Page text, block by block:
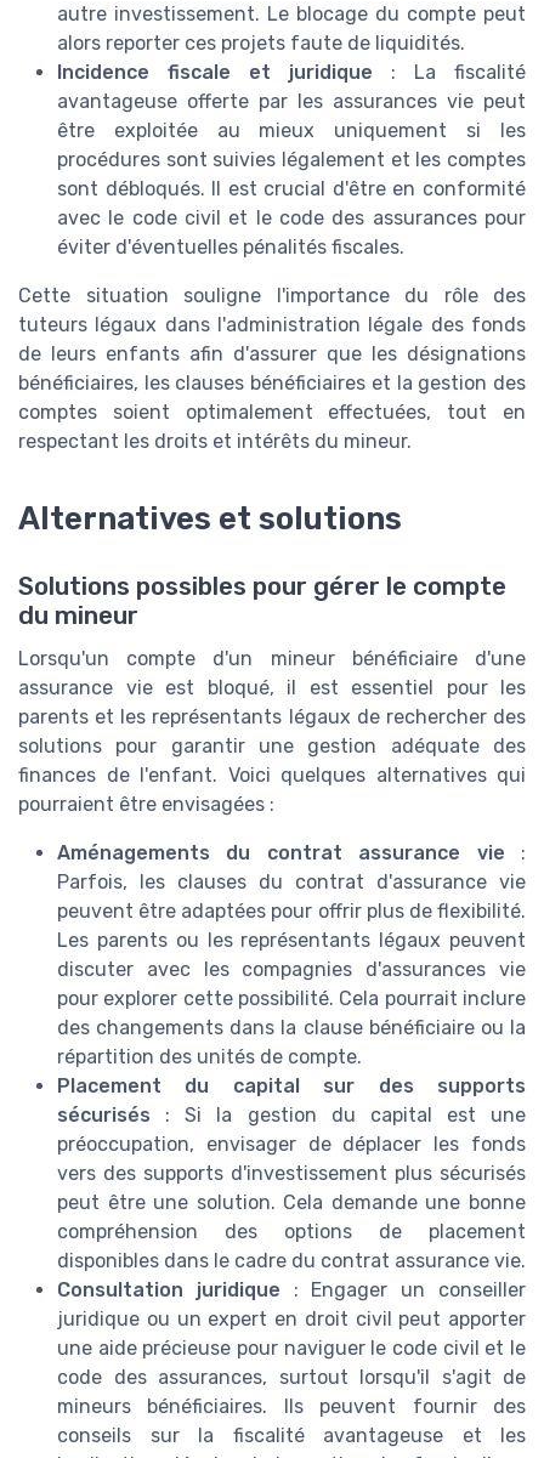
autre investissement. Le blocage du compte peut
alors reporter ces projets faute de liquidités.
Incidence fiscale et juridique : La fiscalité
avantageuse offerte par les assurances vie peut
être exploitée au mieux uniquement si les
procédures sont suivies légalement et les comptes
sont débloqués. Il est crucial d'être en conformité
avec le code civil et le code des assurances pour
éviter d'éventuelles pénalités fiscales.
Cette situation souligne l'importance du rôle des
tuteurs légaux dans l'administration légale des fonds
de leurs enfants afin d'assurer que les désignations
bénéficiaires, les clauses bénéficiaires et la gestion des
comptes soient optimalement effectuées, tout en
respectant les droits et intérêts du mineur.
Alternatives et solutions
Solutions possibles pour gérer le compte
du mineur
Lorsqu'un compte d'un mineur bénéficiaire d'une
assurance vie est bloqué, il est essentiel pour les
parents et les représentants légaux de rechercher des
solutions pour garantir une gestion adéquate des
finances de l'enfant. Voici quelques alternatives qui
pourraient être envisagées :
Aménagements du contrat assurance vie :
Parfois, les clauses du contrat d'assurance vie
peuvent être adaptées pour offrir plus de flexibilité.
Les parents ou les représentants légaux peuvent
discuter avec les compagnies d'assurances vie
pour explorer cette possibilité. Cela pourrait inclure
des changements dans la clause bénéficiaire ou la
répartition des unités de compte.
Placement du capital sur des supports
sécurisés : Si la gestion du capital est une
préoccupation, envisager de déplacer les fonds
vers des supports d'investissement plus sécurisés
peut être une solution. Cela demande une bonne
compréhension des options de placement
disponibles dans le cadre du contrat assurance vie.
Consultation juridique : Engager un conseiller
juridique ou un expert en droit civil peut apporter
une aide précieuse pour naviguer le code civil et le
code des assurances, surtout lorsqu'il s'agit de
mineurs bénéficiaires. Ils peuvent fournir des
conseils sur la fiscalité avantageuse et les